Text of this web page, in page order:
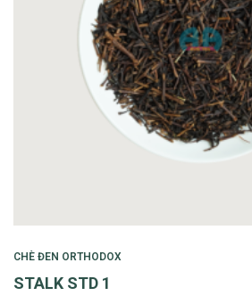
CHÈ ĐEN ORTHODOX
STALK STD 1